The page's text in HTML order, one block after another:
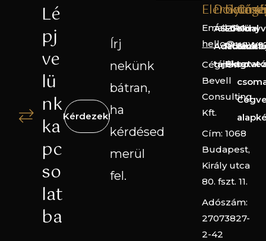
Lé
pj
ve
lü
nk
ka
pc
so
lat
ba
Kérdezek!
Írj
nekünk
bátran,
ha
kérdésed
merül
fel.
Email cím:
Cégnév:
Bevell
Consulting
Kft.
Cím: 1068
Budapest,
Király utca
80. fszt. 11.
Adószám:
27073827-
2-42
ÁSZF
tájékoztató
Főoldal
Rólunk
Blog
Könyv